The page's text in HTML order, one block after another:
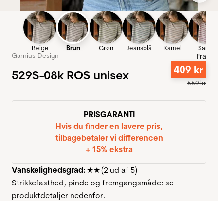
Beige Brun Grøn Jeansblå Kamel Sand
Garnius Design
529S-08k ROS unisex
Fra
409 kr
559kr
PRISGARANTI
Hvis du finder en lavere pris,
tilbagebetaler vi differencen
+ 15% ekstra
Vanskelighedsgrad: ★★ (2 ud af 5)
Strikkefasthed, pinde og fremgangsmåde: se
produktdetaljer nedenfor.